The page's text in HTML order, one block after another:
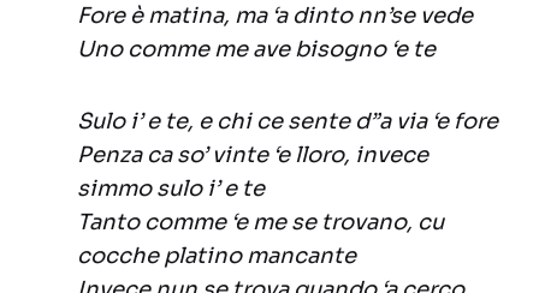
Fore è matina, ma ‘a dinto nn’se vede
Uno comme me ave bisogno ‘e te
Sulo i’ e te, e chi ce sente d”a via ‘e fore
Penza ca so’ vinte ‘e lloro, invece
simmo sulo i’ e te
Tanto comme ‘e me se trovano, cu
cocche platino mancante